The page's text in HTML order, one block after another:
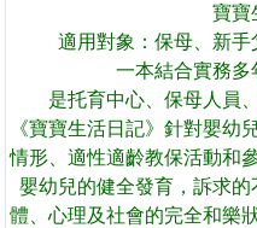
寶寶
適用對象：保母、新手
一本結合實務多
是托育中心、保母人員
《寶寶生活日記》針對嬰幼
情形、適性適齡教保活動和
嬰幼兒的健全發育，訴求
體、心理及社會的完全和樂